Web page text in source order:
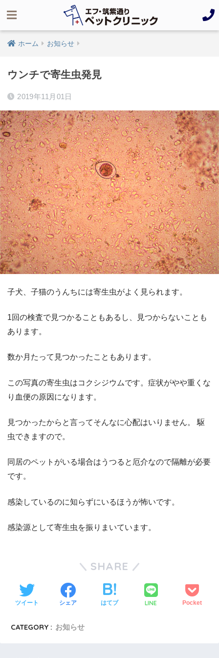
ホーム お知らせ
ウンチで寄生虫発見
2019年11月01日
子犬、子猫のうんちには寄生虫がよく見られます。
1回の検査で見つかることもあるし、見つからないことも
あります。
数か月たって見つかったこともあります。
この写真の寄生虫はコクシジウムです。症状がやや重くな
り血便の原因になります。
見つかったからと言ってそんなに心配はいりません。 駆
虫できますので。
同居のペットがいる場合はうつると厄介なので隔離が必要
です。
感染しているのに知らずにいるほうが怖いです。
感染源として寄生虫を振りまいています。
SHARE
ツイート シェア はてブ LINE Pocket
CATEGORY : お知らせ